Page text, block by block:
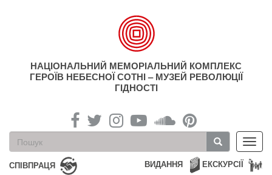
НАЦІОНАЛЬНИЙ МЕМОРІАЛЬНИЙ КОМПЛЕКС
ГЕРОЇВ НЕБЕСНОЇ СОТНІ – МУЗЕЙ РЕВОЛЮЦІЇ
ГІДНОСТІ
Пошукова
форма
Пошук
СПІВПРАЦЯ ЕКСКУРСІЇ
ВИДАННЯ